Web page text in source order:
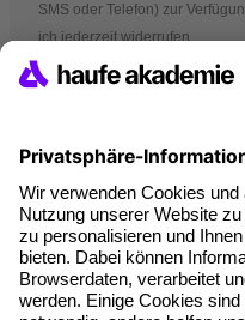
SMS oder Telefon) zur
ich jederzeit widerrufen.
AGB